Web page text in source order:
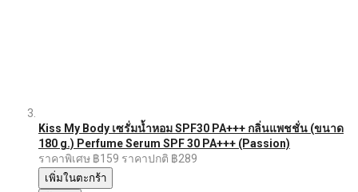
Kiss My Body เซรั่มน้ำหอม SPF30 PA+++ กลิ่นแพชชั่น (ขนาด
180 g.) Perfume Serum SPF 30 PA+++ (Passion)
ราคาพิเศษ ฿159 ราคาปกติ ฿289
เพิ่มในตะกร้า